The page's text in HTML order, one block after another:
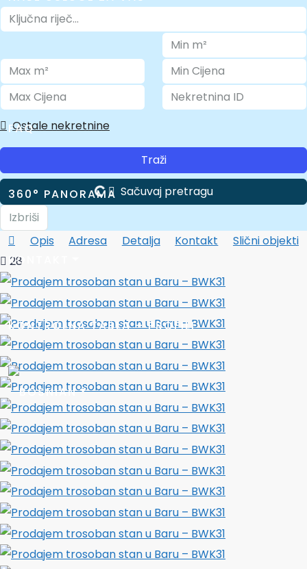
O NAMA
FAQ
360° PANORAMA
KONTAKT
KONTROLNA TABLA – PROFILI
Ostale nekretnine
Traži
Sačuvaj pretragu
Izbriši
Opis
Adresa Detalja Kontakt
Slični objekti
28